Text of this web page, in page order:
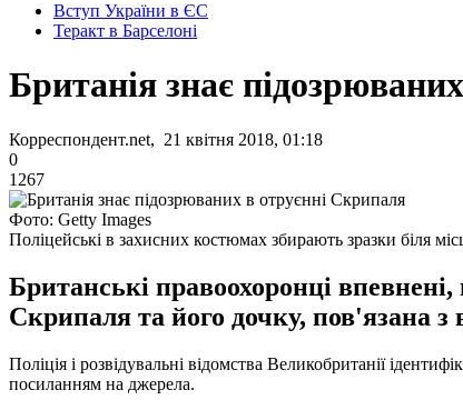
Вступ України в ЄС
Теракт в Барселоні
Британія знає
Корреспондент.net, 21 квітня 2018, 01:18
0
1267
Фото: Getty Images
Поліцейські в захисних костюмах збирають зразки біля
Британські правоохоронці
Скрипаля та його дочку, пов'язана з
Поліція і розвідувальні відомства Великобританії
посиланням на джерела.